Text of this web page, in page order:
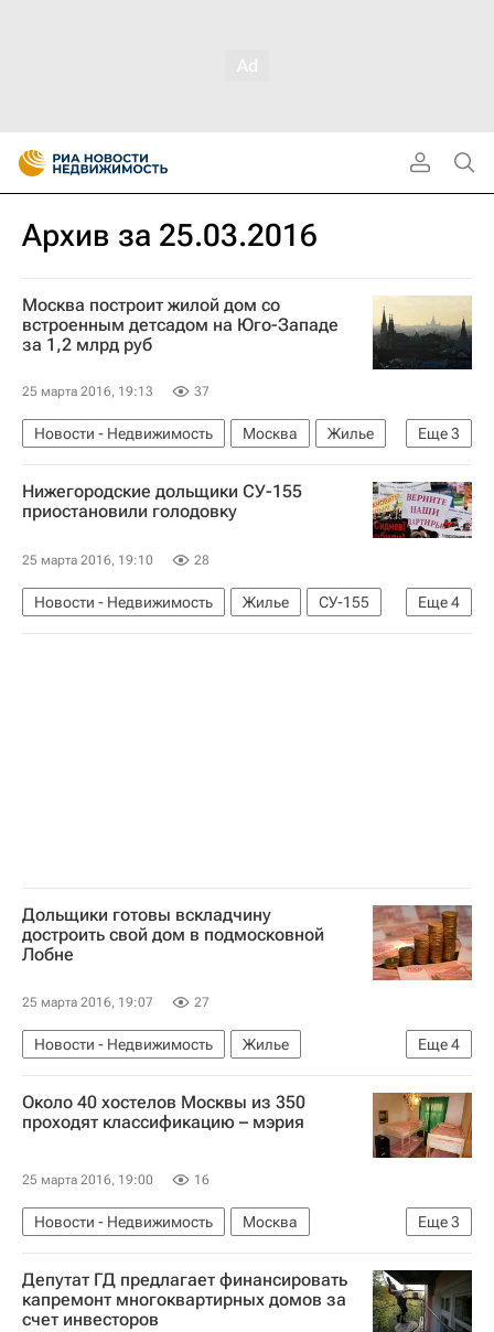
Архив за 25.03.2016
Москва построит жилой дом со
встроенным детсадом на Юго-Западе
за 1,2 млрд руб
25 марта 2016, 19:13 37
Еще3
Новости - Недвижимость Москва
Жилье
Детские сады
Инфраструктура Россия
Нижегородские дольщики СУ-155
приостановили голодовку
25 марта 2016, 19:10 28
Еще4
Новости - Недвижимость Жилье
СУ-155
Дольщики
Долгострой
Нижний Новгород
Дольщики готовы вскладчину
достроить свой дом в подмосковной
Лобне
25 марта 2016, 19:07 27
Еще4
Новости - Недвижимость
Жилье
Дольщики
Долгострой
Московская область (Подмосковье)
Около 40 хостелов Москвы из 350
проходят классификацию – мэрия
25 марта 2016, 19:00 16
Еще3
Новости - Недвижимость
Москва
Гостиницы
Коммерческая недвижимость
Россия
Депутат ГД предлагает финансировать
капремонт многоквартирных домов за
счет инвесторов